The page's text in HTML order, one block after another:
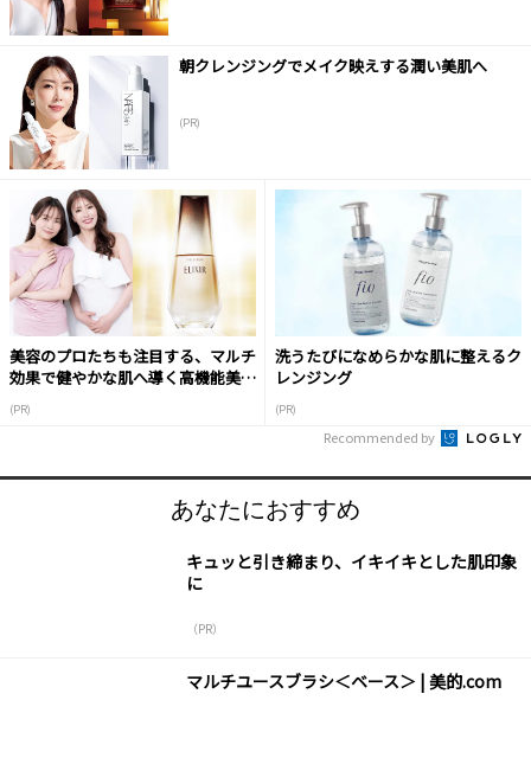
朝クレンジングでメイク映えする潤い美肌へ
(PR)
美容のプロたちも注目する、マルチ
効果で健やかな肌へ導く高機能美容
(PR)
洗うたびになめらかな肌に整えるク
レンジング
(PR)
Recommended by
あなたにおすすめ
キュッと引き締まり、イキイキとした肌印象
に
（PR）
マルチユースブラシ＜ベース＞ | 美的.com